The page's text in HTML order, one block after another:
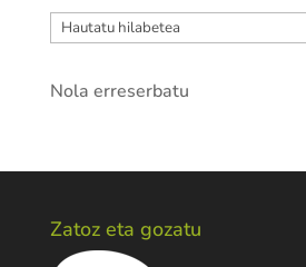
Artxiboak
Nola erreserbatu
Zatoz eta gozatu